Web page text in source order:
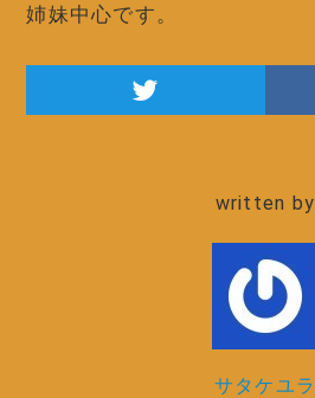
姉妹中心です。
written by
サタケユラ